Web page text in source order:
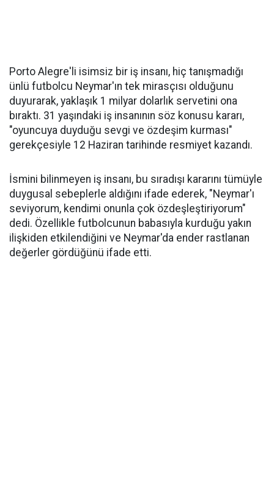
Porto Alegre'li isimsiz bir iş insanı, hiç tanışmadığı
ünlü futbolcu Neymar'ın tek mirasçısı olduğunu
duyurarak, yaklaşık 1 milyar dolarlık servetini ona
bıraktı. 31 yaşındaki iş insanının söz konusu kararı,
"oyuncuya duyduğu sevgi ve özdeşim kurması"
gerekçesiyle 12 Haziran tarihinde resmiyet kazandı.
İsmini bilinmeyen iş insanı, bu sıradışı kararını tümüyle
duygusal sebeplerle aldığını ifade ederek, "Neymar'ı
seviyorum, kendimi onunla çok özdeşleştiriyorum"
dedi. Özellikle futbolcunun babasıyla kurduğu yakın
ilişkiden etkilendiğini ve Neymar'da ender rastlanan
değerler gördüğünü ifade etti.